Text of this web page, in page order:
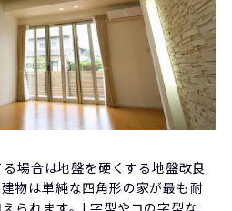
場合は地盤を硬くする地盤改良
物は単純な四角形の家が最も耐
られます。L字型やコの字型な